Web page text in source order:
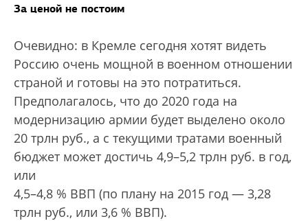
За ценой не постоим
Очевидно: в Кремле сегодня хотят видеть
Россию очень мощной в военном отношении
страной и готовы на это потратиться.
Предполагалось, что до 2020 года на
модернизацию армии будет выделено около
20 трлн руб., а с текущими тратами военный
бюджет может достичь 4,9–5,2 трлн руб. в год,
или
4,5–4,8 % ВВП (по плану на 2015 год — 3,28
трлн руб., или 3,6 % ВВП).